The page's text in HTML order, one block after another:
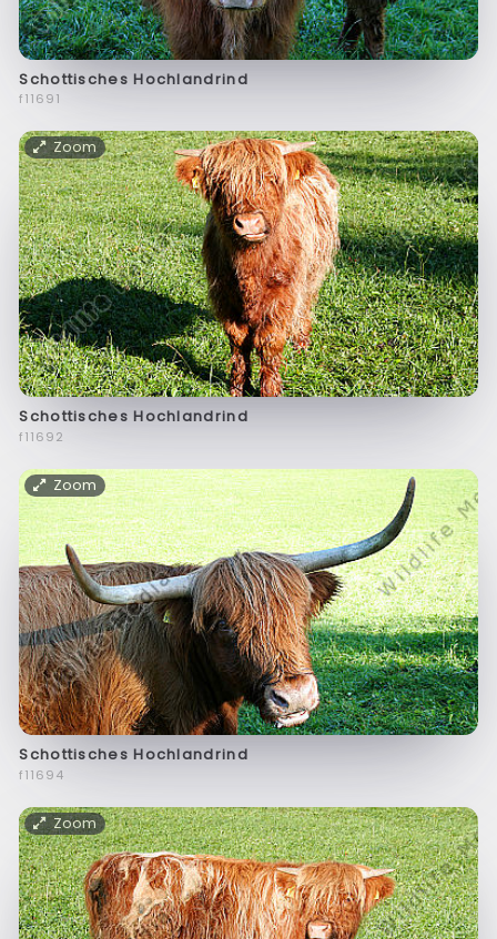
Schottisches Hochlandrind
f11691
Zoom
Schottisches Hochlandrind
f11692
Zoom
Schottisches Hochlandrind
f11694
Zoom